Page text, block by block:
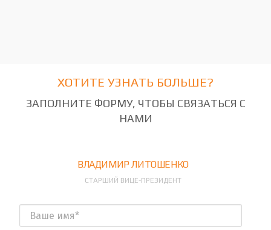
ХОТИТЕ УЗНАТЬ БОЛЬШЕ?
ЗАПОЛНИТЕ ФОРМУ, ЧТОБЫ СВЯЗАТЬСЯ С
НАМИ
ВЛАДИМИР ЛИТОШЕНКО
СТАРШИЙ ВИЦЕ-ПРЕЗИДЕНТ